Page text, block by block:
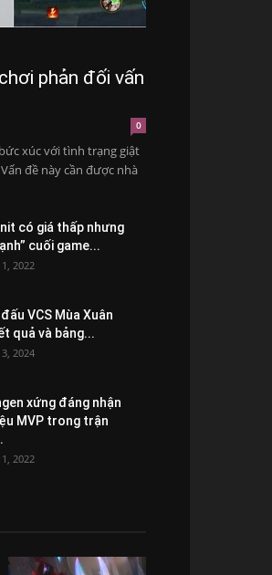
phản đối vấn
0
xúc với tình trạng giật
đề này cần được nhà
có giá thấp nhưng
cuối game...
2022
VCS Mùa Xuân
quả và bảng...
2024
xứng đáng nhận
MVP trong trận
2022